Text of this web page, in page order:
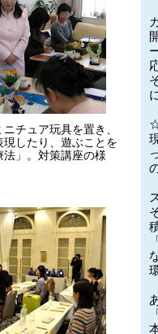
チュア玩具を置き、
したり、遊ぶことを
法」。対策講座の様